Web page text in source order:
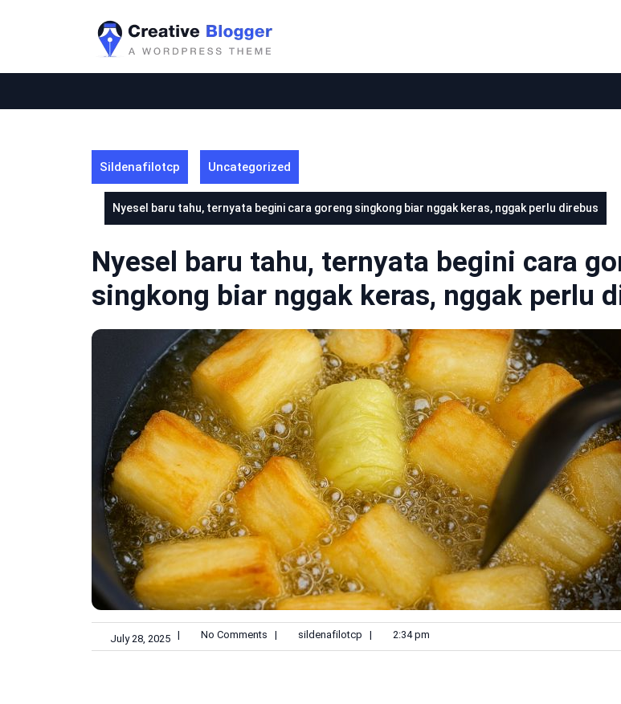
Sildenafilotcp Uncategorized
Nyesel baru tahu, ternyata begini cara goreng singkong biar nggak keras, nggak perlu direbus
Nyesel baru tahu, ternyata begini cara
singkong biar nggak keras, nggak perlu
July 28, 2025 | No Comments | sildenafilotcp | 2:34 pm